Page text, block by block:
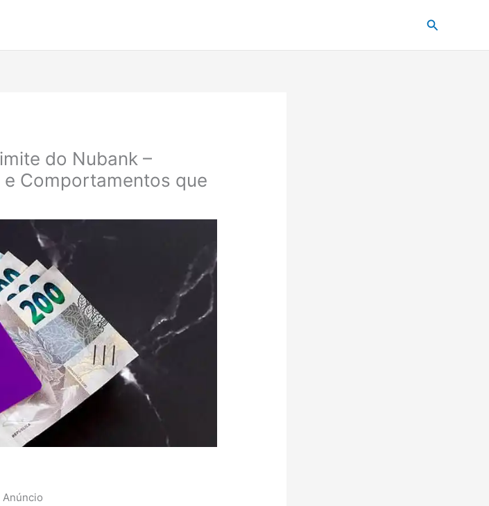
Pesquisar
do Nubank –
Comportamentos que
Anúncio